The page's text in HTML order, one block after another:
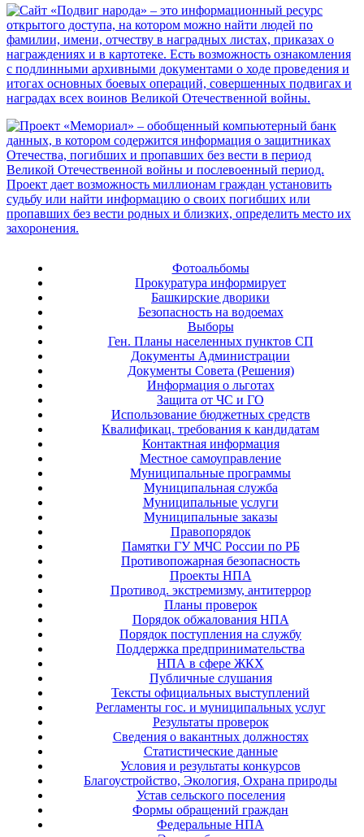
Фотоальбомы
Прокуратура информирует
Башкирские дворики
Безопасность на водоемах
Выборы
Ген. Планы населенных пунктов СП
Документы Администрации
Документы Совета (Решения)
Информация о льготах
Защита от ЧС и ГО
Использование бюджетных средств
Квалификац. требования к кандидатам
Контактная информация
Местное самоуправление
Муниципальные программы
Муниципальная служба
Муниципальные услуги
Муниципальные заказы
Правопорядок
Памятки ГУ МЧС России по РБ
Противопожарная безопасность
Проекты НПА
Противод. экстремизму, антитеррор
Планы проверок
Порядок обжалования НПА
Порядок поступления на службу
Поддержка предпринимательства
НПА в сфере ЖКХ
Публичные слушания
Тексты официальных выступлений
Регламенты гос. и муниципальных услуг
Результаты проверок
Сведения о вакантных должностях
Статистические данные
Условия и результаты конкурсов
Благоустройство, Экология, Охрана природы
Устав сельского поселения
Формы обращений граждан
Федеральные НПА